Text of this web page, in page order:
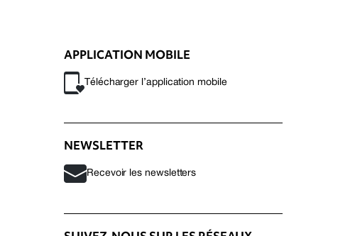
APPLICATION MOBILE
Télécharger l’application mobile
NEWSLETTER
Recevoir les newsletters